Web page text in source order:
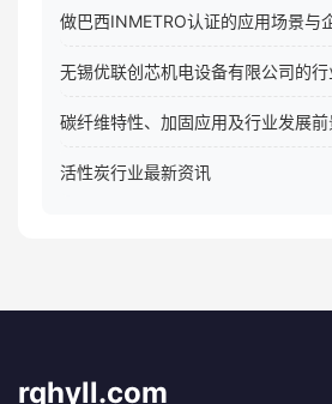
做巴西INMETRO认证的应用场景与
无锡优联创芯机电设备有限公司的
碳纤维特性、加固应用及行业发展前
活性炭行业最新资讯
rqhyll.com